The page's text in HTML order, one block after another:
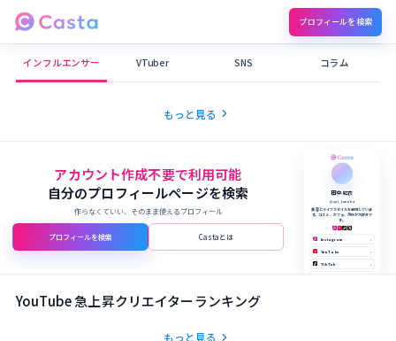
プロフィールを検索
Castaメディア
インフルエンサー VTuber SNS コラム
もっと見る chevron_right
アカウント作成不要で利用可能
自分のプロフィールページを検索
作らなくていい、そのまま使えるプロフィール
プロフィールを検索 Castaとは
田中 結衣
@yui_tanaka
美容とライフスタイルを発信していま
す。コスメ、カフェ、旅行が大好きで
す。
Instagram ›
YouTube ›
TikTok ›
YouTube 急上昇クリエイターランキング
もっと見る chevron_right